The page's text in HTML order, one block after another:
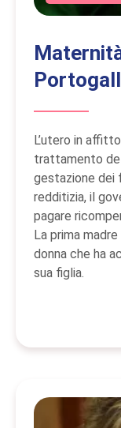
L’utero in
trattamento
gestazione dei
redditizia, il
pagare
La prima
donna che ha
sua figlia.